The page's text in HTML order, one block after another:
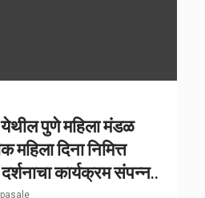
पुणे महिला मंडळ
दिना निमित्त
कार्यक्रम संपन्न..